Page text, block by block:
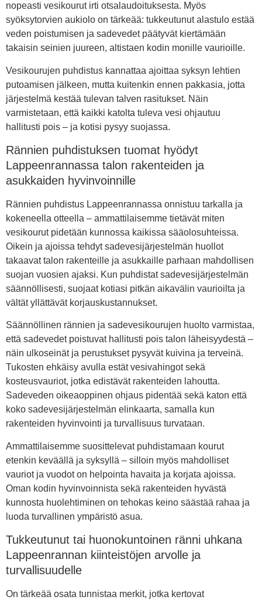
nopeasti vesikourut irti otsalaudoituksesta. Myös
syöksytorvien aukiolo on tärkeää: tukkeutunut alastulo estää
veden poistumisen ja sadevedet päätyvät kiertämään
takaisin seinien juureen, altistaen kodin monille vaurioille.
Vesikourujen puhdistus kannattaa ajoittaa syksyn lehtien
putoamisen jälkeen, mutta kuitenkin ennen pakkasia, jotta
järjestelmä kestää tulevan talven rasitukset. Näin
varmistetaan, että kaikki katolta tuleva vesi ohjautuu
hallitusti pois – ja kotisi pysyy suojassa.
Rännien puhdistuksen tuomat hyödyt
Lappeenrannassa talon rakenteiden ja
asukkaiden hyvinvoinnille
Rännien puhdistus Lappeenrannassa onnistuu tarkalla ja
kokeneella otteella – ammattilaisemme tietävät miten
vesikourut pidetään kunnossa kaikissa sääolosuhteissa.
Oikein ja ajoissa tehdyt sadevesijärjestelmän huollot
takaavat talon rakenteille ja asukkaille parhaan mahdollisen
suojan vuosien ajaksi. Kun puhdistat sadevesijärjestelmän
säännöllisesti, suojaat kotiasi pitkän aikavälin vaurioilta ja
vältät yllättävät korjauskustannukset.
Säännöllinen rännien ja sadevesikourujen huolto varmistaa,
että sadevedet poistuvat hallitusti pois talon läheisyydestä –
näin ulkoseinät ja perustukset pysyvät kuivina ja terveinä.
Tukosten ehkäisy avulla estät vesivahingot sekä
kosteusvauriot, jotka edistävät rakenteiden lahoutta.
Sadeveden oikeaoppinen ohjaus pidentää sekä katon että
koko sadevesijärjestelmän elinkaarta, samalla kun
rakenteiden hyvinvointi ja turvallisuus turvataan.
Ammattilaisemme suosittelevat puhdistamaan kourut
etenkin keväällä ja syksyllä – silloin myös mahdolliset
vauriot ja vuodot on helpointa havaita ja korjata ajoissa.
Oman kodin hyvinvoinnista sekä rakenteiden hyvästä
kunnosta huolehtiminen on tehokas keino säästää rahaa ja
luoda turvallinen ympäristö asua.
Tukkeutunut tai huonokuntoinen ränni uhkana
Lappeenrannan kiinteistöjen arvolle ja
turvallisuudelle
On tärkeää osata tunnistaa merkit, jotka kertovat